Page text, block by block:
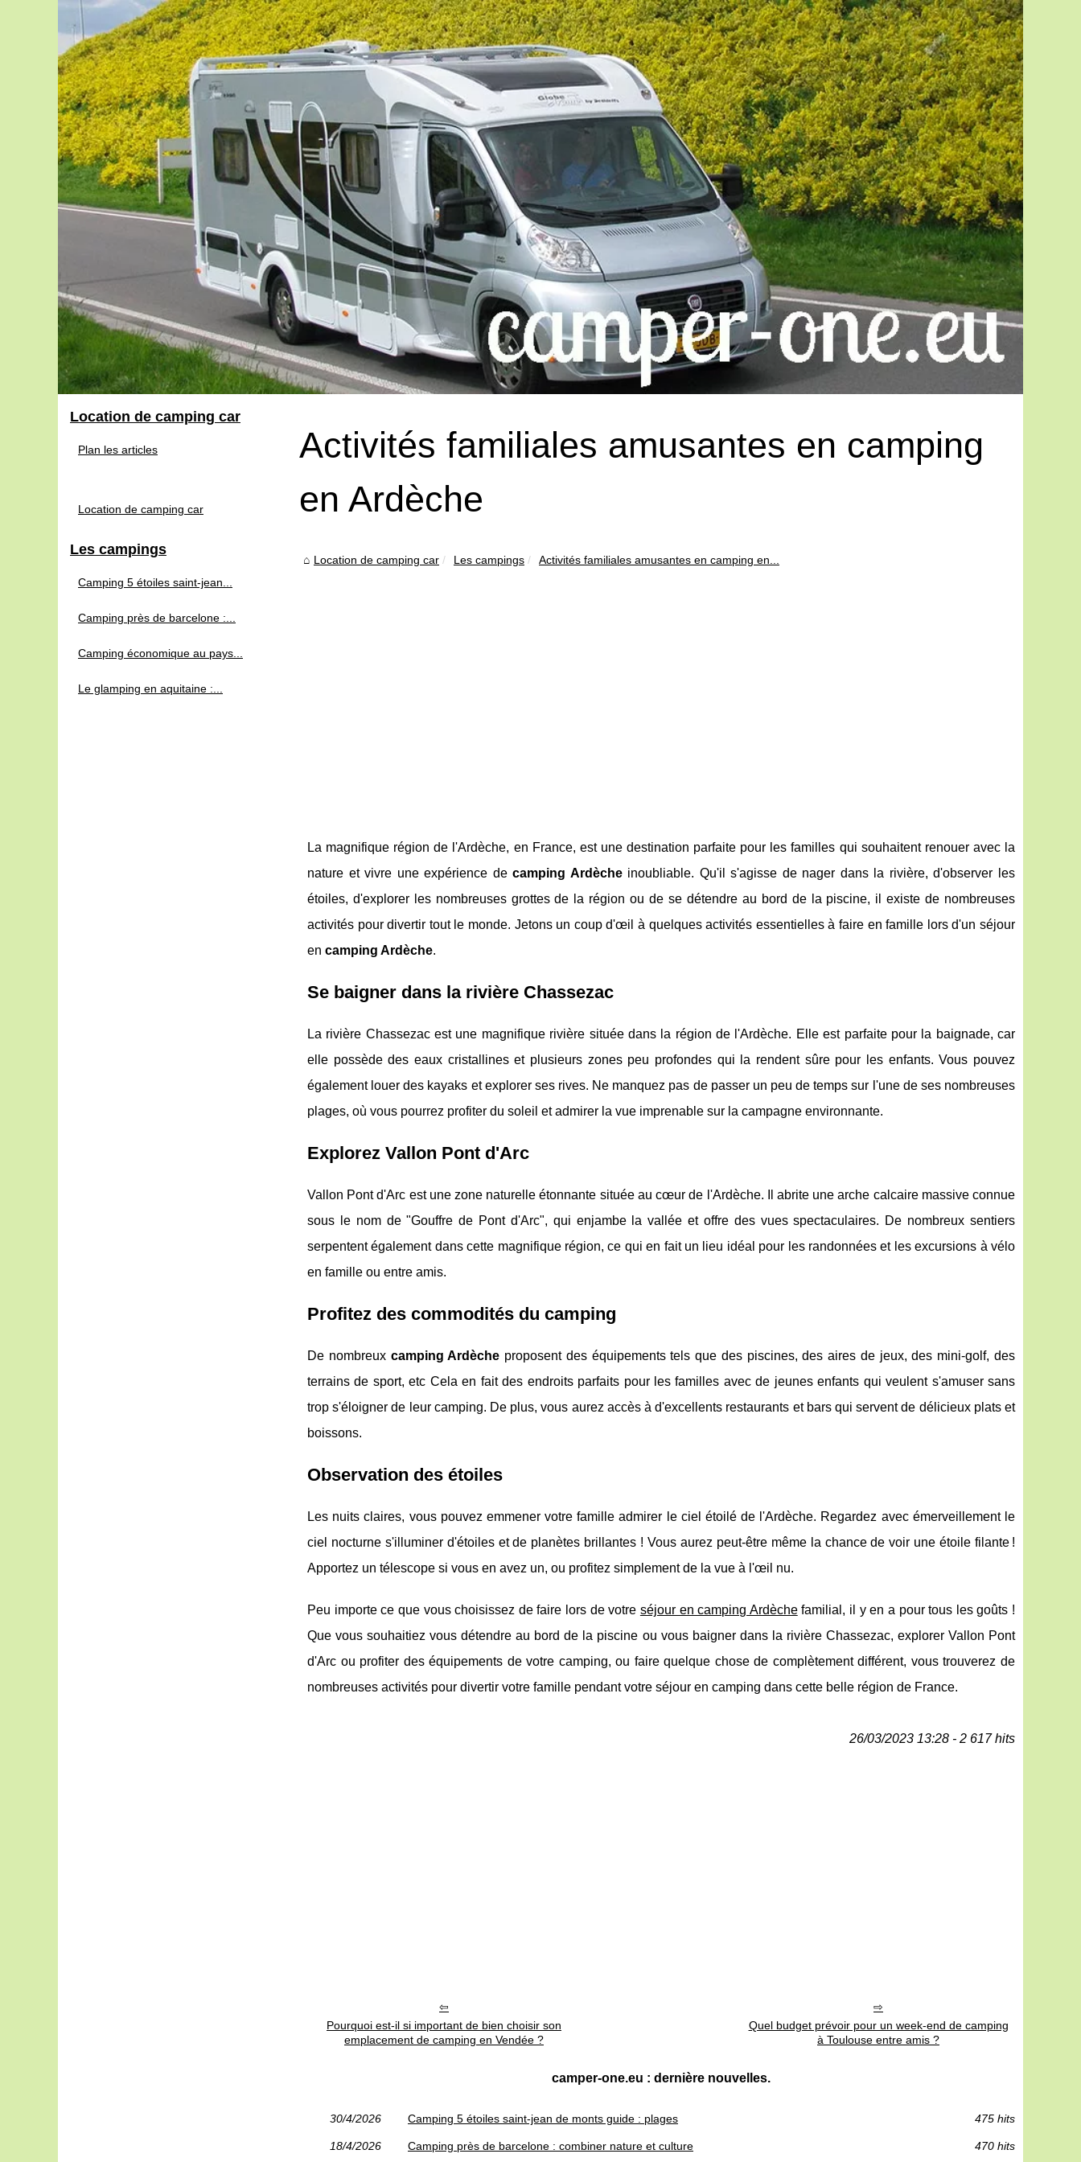
Activités familiales amusantes en camping
en Ardèche
Location de camping car Les campings Activités familiales amusantes en camping en...
La magnifique région de l'Ardèche, en France, est une destination parfaite pour les familles qui souhaitent renouer avec la
nature et vivre une expérience decamping Ardècheinoubliable. Qu'il s'agisse de nager dans la rivière, d'observer les
étoiles, d'explorer les nombreuses grottes de la région ou de se détendre au bord de la piscine, il existe de nombreuses
activités pour divertir tout le monde. Jetons un coup d'œil à quelques activités essentielles à faire en famille lors d'un séjour
en camping Ardèche.
Se baigner dans la rivière Chassezac
La rivière Chassezac est une magnifique rivière située dans la région de l'Ardèche. Elle est parfaite pour la baignade, car
elle possède des eaux cristallines et plusieurs zones peu profondes qui la rendent sûre pour les enfants. Vous pouvez
également louer des kayaks et explorer ses rives. Ne manquez pas de passer un peu de temps sur l'une de ses nombreuses
plages, où vous pourrez profiter du soleil et admirer la vue imprenable sur la campagne environnante.
Explorez Vallon Pont d'Arc
Vallon Pont d'Arc est une zone naturelle étonnante située au cœur de l'Ardèche. Il abrite une arche calcaire massive connue
sous le nom de "Gouffre de Pont d'Arc", qui enjambe la vallée et offre des vues spectaculaires. De nombreux sentiers
serpentent également dans cette magnifique région, ce qui en fait un lieu idéal pour les randonnées et les excursions à vélo
en famille ou entre amis.
Profitez des commodités du camping
De nombreux camping Ardèche proposent des équipements tels que des piscines, des aires de jeux, des mini-golf, des
terrains de sport, etc Cela en fait des endroits parfaits pour les familles avec de jeunes enfants qui veulent s'amuser sans
trop s'éloigner de leur camping. De plus, vous aurez accès à d'excellents restaurants et bars qui servent de délicieux plats et
boissons.
Observation des étoiles
Les nuits claires, vous pouvez emmener votre famille admirer le ciel étoilé de l'Ardèche. Regardez avec émerveillement le
ciel nocturne s'illuminer d'étoiles et de planètes brillantes ! Vous aurez peut-être même la chance de voir une étoile filante !
Apportez un télescope si vous en avez un, ou profitez simplement de la vue à l'œil nu.
Peu importe ce que vous choisissez de faire lors de votre séjour en camping Ardèchefamilial, il y en a pour tous les goûts !
Que vous souhaitiez vous détendre au bord de la piscine ou vous baigner dans la rivière Chassezac, explorer Vallon Pont
d'Arc ou profiter des équipements de votre camping, ou faire quelque chose de complètement différent, vous trouverez de
nombreuses activités pour divertir votre famille pendant votre séjour en camping dans cette belle région de France.
26/03/2023 13:28 - 2 617 hits
Pourquoi est-il si important de bien choisir son
emplacement de camping en Vendée ?
Quel budget prévoir pour un week-end de camping
à Toulouse entre amis ?
camper-one.eu : dernière nouvelles.
30/4/2026 Camping 5 étoiles saint-jean de monts guide : plages 475 hits
18/4/2026 Camping près de barcelone : combiner nature et culture 470 hits
Location de camping car
Plan les articles
Location de camping car
Les campings
Camping 5 étoiles saint-jean...
Camping près de barcelone :...
Camping économique au pays...
Le glamping en aquitaine :...